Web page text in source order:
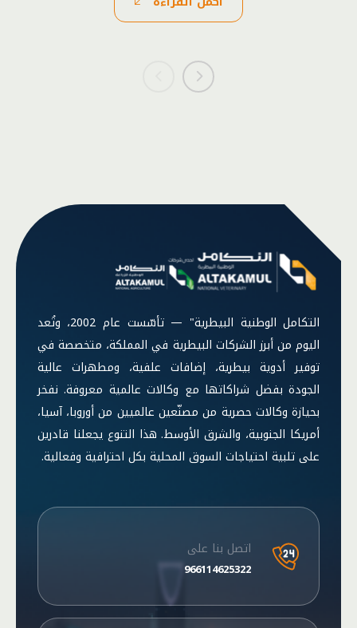
التكامل الوطنية البيطرية" — تأسّست عام 2002، وتُعد
اليوم من أبرز الشركات البيطرية في المملكة، متخصصة في
توفير أدوية بيطرية، إضافات علفية، ومطهرات عالية
الجودة بفضل شراكاتها مع وكالات عالمية معروفة. نفخر
بحيازة وكالات حصرية من مصنّعين عالميين من أوروبا، آسيا،
أمريكا الجنوبية، والشرق الأوسط. هذا التنوع يجعلنا قادرين
على تلبية احتياجات السوق المحلية بكل احترافية وفعالية.
اتصل بنا على
966114625322